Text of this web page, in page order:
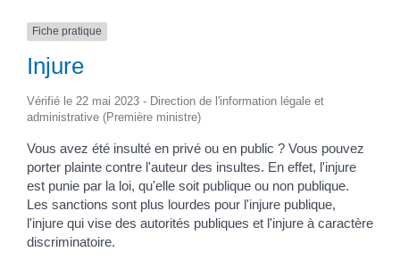
Fiche pratique
Injure
Vérifié le 22 mai 2023 - Direction de l'information légale et
administrative (Première ministre)
Vous avez été insulté en privé ou en public ? Vous pouvez
porter plainte contre l'auteur des insultes. En effet, l'injure
est punie par la loi, qu'elle soit publique ou non publique.
Les sanctions sont plus lourdes pour l'injure publique,
l'injure qui vise des autorités publiques et l'injure à caractère
discriminatoire.